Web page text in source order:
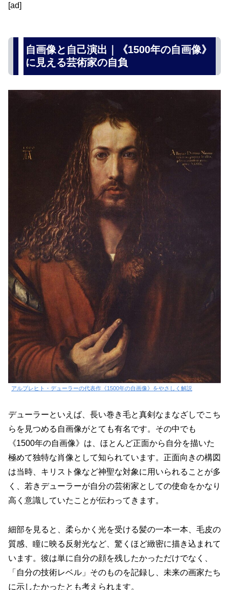
[ad]
自画像と自己演出｜《1500年の自画像》
に見える芸術家の自負
アルブレヒト・デューラーの代表作《1500年の自画像》をやさしく解説
デューラーといえば、長い巻き毛と真剣なまなざしでこち
らを見つめる自画像がとても有名です。その中でも
《1500年の自画像》は、ほとんど正面から自分を描いた
極めて独特な肖像として知られています。正面向きの構図
は当時、キリスト像など神聖な対象に用いられることが多
く、若きデューラーが自分の芸術家としての使命をかなり
高く意識していたことが伝わってきます。
細部を見ると、柔らかく光を受ける髪の一本一本、毛皮の
質感、瞳に映る反射光など、驚くほど緻密に描き込まれて
います。彼は単に自分の顔を残したかっただけでなく、
「自分の技術レベル」そのものを記録し、未来の画家たち
に示したかったとも考えられます。